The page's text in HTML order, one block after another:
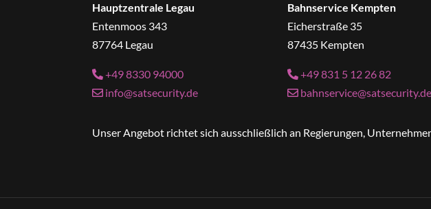
Hauptzentrale Legau
Entenmoos 343
87764 Legau
+49 8330 94000
info@satsecurity.de
Bahnservice Kempten
Eicherstraße 35
87435 Kempten
+49 831 5 12 26 82
bahnservice@satsecurity.de
Unser Angebot richtet sich ausschließlich an Regierungen,